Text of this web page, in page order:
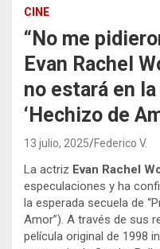
CINE
“No me
Evan Rachel
no estará en
‘Hechizo de
13 julio, 2025 Federico V.
La actriz Evan Rachel
especulaciones y ha
la esperada secuela de
Amor”). A través de sus
película original de 1998